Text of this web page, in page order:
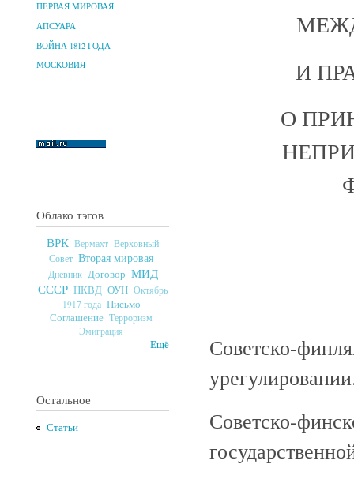
ПЕРВАЯ МИРОВАЯ
АПСУАРА
ВОЙНА 1812 ГОДА
МОСКОВИЯ
Облако тэгов
ВРК Вермахт Верховный
Совет Вторая мировая
Дневник Договор МИД
СССР НКВД ОУН Октябрь
1917 года Письмо
Соглашение Терроризм
Эмиграция
Ещё
Остальное
Статьи
И
О
Советско-
Советско-